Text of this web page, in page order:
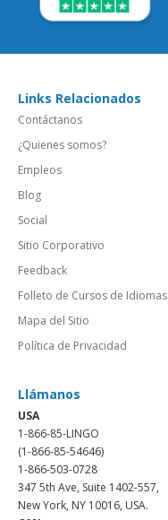
Links Relacionados
Contáctanos
¿Quienes somos?
Empleos
Blog
Social
Sitio Corporativo
Feedback
Folleto de Cursos de Idiomas
Mapa del Sitio
Política de Privacidad
Llámanos
USA
1-866-85-LINGO
(1-866-85-54646)
1-866-503-0728
347 5th Ave, Suite 1402-557,
New York, NY 10016, USA.